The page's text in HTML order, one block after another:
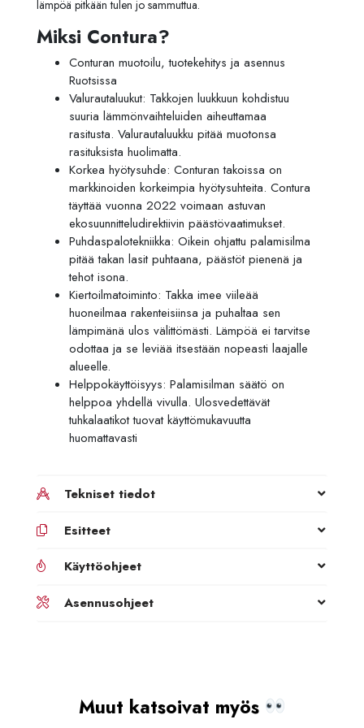
lämpöä pitkään tulen jo sammuttua.
Miksi Contura?
Conturan muotoilu, tuotekehitys ja asennus
Ruotsissa
Valurautaluukut: Takkojen luukkuun kohdistuu
suuria lämmönvaihteluiden aiheuttamaa
rasitusta. Valurautaluukku pitää muotonsa
rasituksista huolimatta.
Korkea hyötysuhde: Conturan takoissa on
markkinoiden korkeimpia hyötysuhteita. Contura
täyttää vuonna 2022 voimaan astuvan
ekosuunnitteludirektiivin päästövaatimukset.
Puhdaspalotekniikka: Oikein ohjattu palamisilma
pitää takan lasit puhtaana, päästöt pienenä ja
tehot isona.
Kiertoilmatoiminto: Takka imee viileää
huoneilmaa rakenteisiinsa ja puhaltaa sen
lämpimänä ulos välittömästi. Lämpöä ei tarvitse
odottaa ja se leviää itsestään nopeasti laajalle
alueelle.
Helppokäyttöisyys: Palamisilman säätö on
helppoa yhdellä vivulla. Ulosvedettävät
tuhkalaatikot tuovat käyttömukavuutta
huomattavasti
Tekniset tiedot
Esitteet
Käyttöohjeet
Asennusohjeet
Muut katsoivat myös